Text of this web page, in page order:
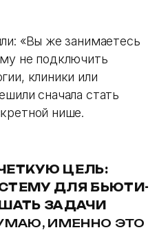
«Вы же занимаетесь
не подключить
клиники или
сначала стать
нише.
ЦЕЛЬ:
ДЛЯ БЬЮТИ-
ЗАДАЧИ
ИМЕННО ЭТО